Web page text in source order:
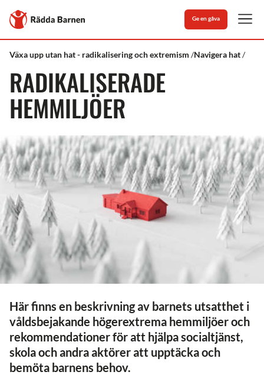
Till
Rädda
Barnens
Ge en gåva
Rädda
Stöd
kunskap
Växa upp utan hat - radikalisering och extremism Navigera hat
Rekommendationer
i
familj
RADIKALISERADE
HEMMILJÖER
Här finns en beskrivning av barnets utsatthet i
våldsbejakande högerextrema hemmiljöer och
rekommendationer för att hjälpa socialtjänst,
skola och andra aktörer att upptäcka och
bemöta barnens behov.